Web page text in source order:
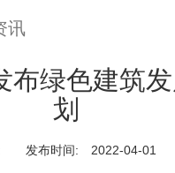
讯
布绿色建筑
划
发布时间: 2022-04-01